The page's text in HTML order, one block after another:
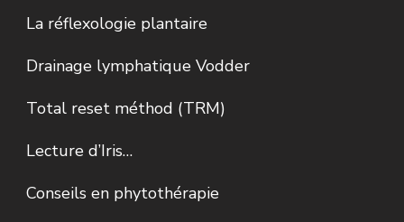
La réflexologie plantaire
Drainage lymphatique Vodder
Total reset méthod (TRM)
Lecture d’Iris…
Conseils en phytothérapie